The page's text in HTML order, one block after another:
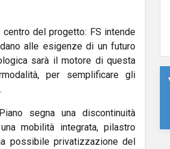
del progetto: FS intende
alle esigenze di un futuro
sarà il motore di questa
per semplificare gli
segna una discontinuità
mobilità integrata, pilastro
possibile privatizzazione del